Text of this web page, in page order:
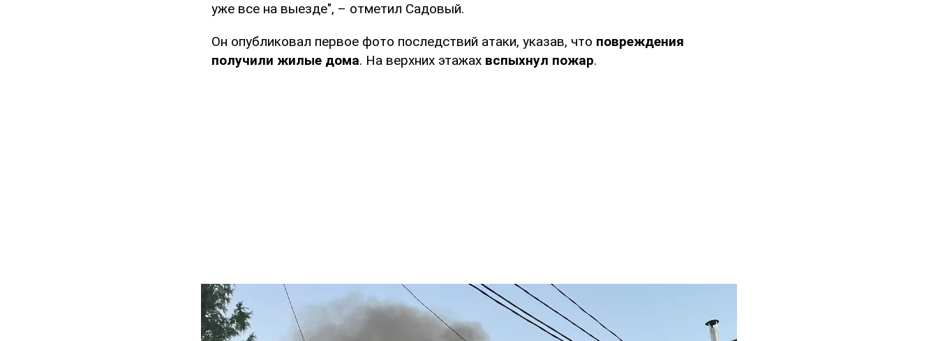
уже все на выезде", – отметил Садовый.
Он опубликовал первое фото последствий атаки, указав, что повреждения
получили жилые дома. На верхних этажах вспыхнул пожар.